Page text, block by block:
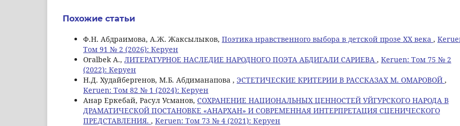
Похожие статьи
Ф.Н. Абдраимова, А.Ж. Жаксылыков, Поэтика нравственного выбора в детской прозе ХХ века ,
Том 91 № 2 (2026): Керуен
Oralbek А., ЛИТЕРАТУРНОЕ НАСЛЕДИЕ НАРОДНОГО ПОЭТА АБДИГАЛИ САРИЕВА , Keruen: Том 75 № 2
(2022): Керуен
Н.Д. Худайбергенов, М.Б. Абдиманапова , ЭСТЕТИЧЕСКИЕ КРИТЕРИИ В РАССКАЗАХ М. ОМАРОВОЙ ,
Keruen: Том 82 № 1 (2024): Керуен
Анар Еркебай, Расул Усманов, СОХРАНЕНИЕ НАЦИОНАЛЬНЫХ ЦЕННОСТЕЙ УЙГУРСКОГО НАРОДА В
ДРАМАТИЧЕСКОЙ ПОСТАНОВКЕ «АНАРХАН» И СОВРЕМЕННАЯ ИНТЕРПРЕТАЦИЯ СЦЕНИЧЕСКОГО
ПРЕДСТАВЛЕНИЯ. , Keruen: Том 73 № 4 (2021): Керуен